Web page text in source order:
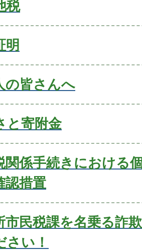
税
明
の皆さんへ
と寄附金
関係手続きにおける
認措置
市民税課を名乗る詐
さい！